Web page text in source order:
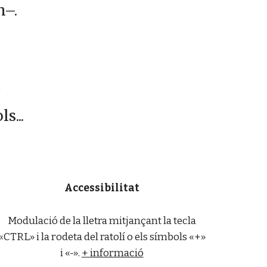
Accessibilitat
Modulació de la lletra mitjançant la tecla
i la rodeta del ratolí o els símbols «+»
i «-». + informació